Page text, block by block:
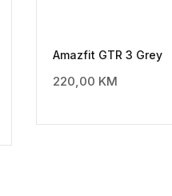
Amazfit GTR 3 Grey
220,00 KM